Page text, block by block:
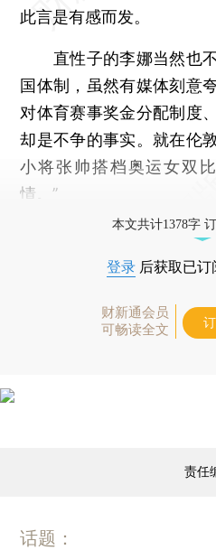
此言是有感而发。
直性子的李娜当然也不
国体制，虽然有媒体刻意
对体育赛事奖金分配制度
却是不争的事实。就在伦
小将张帅搭档奥运女双
情。”
本文共计1378字
登录 后获取已
财新通会员
可畅读全文
责任
话题：